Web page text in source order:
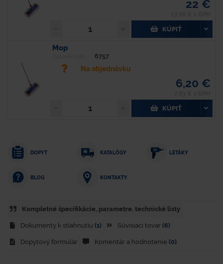
22 €
KÚPIŤ
Mop
6757
Na objednávku
6,20 €
KÚPIŤ
DOPYT KATALÓGY LETÁKY
BLOG KONTAKTY
Kompletné špecifikácie, parametre. technické listy
Dokumenty k stiahnutiu (1) Súvisiaci tovar (6)
Dopytový formulár Komentár a hodnotenie (0)